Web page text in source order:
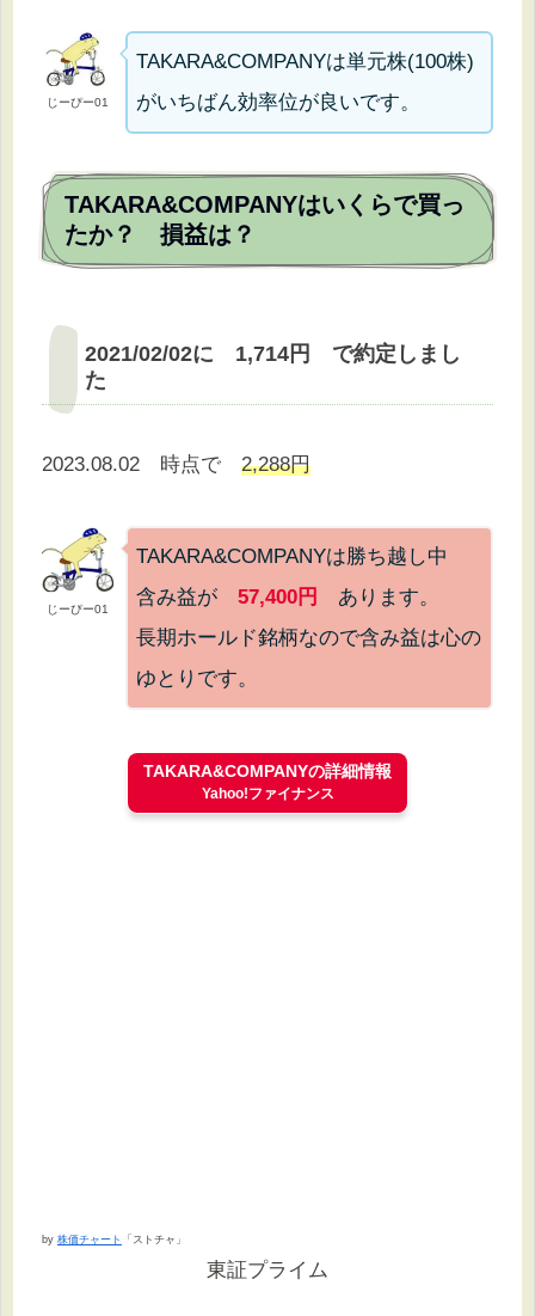
じーぴー01
TAKARA&COMPANYは単元株(100株)
がいちばん効率位が良いです。
TAKARA&COMPANYはいくらで買っ
たか？ 損益は？
2021/02/02に 1,714円 で約定しまし
た
2023.08.02 時点で 2,288円
じーぴー01
TAKARA&COMPANYは勝ち越し中
含み益が57,400円
あります。
長期ホールド銘柄なので含み益は心の
ゆとりです。
TAKARA&COMPANYの詳細情報
Yahoo!ファイナンス
by 株価チャート 「ストチャ」
東証プライム